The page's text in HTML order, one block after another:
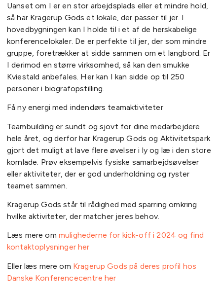
Uanset om I er en stor arbejdsplads eller et mindre hold,
så har Kragerup Gods et lokale, der passer til jer. I
hovedbygningen kan I holde til i et af de herskabelige
konferencelokaler. De er perfekte til jer, der som mindre
gruppe, foretrækker at sidde sammen om et langbord. Er
I derimod en større virksomhed, så kan den smukke
Kviestald anbefales. Her kan I kan sidde op til 250
personer i biografopstilling.
Få ny energi med indendørs teamaktiviteter
Teambuilding er sundt og sjovt for dine medarbejdere
hele året, og derfor har Kragerup Gods og Aktivitetspark
gjort det muligt at lave flere øvelser i ly og læ i den store
kornlade. Prøv eksempelvis fysiske samarbejdsøvelser
eller aktiviteter, der er god underholdning og ryster
teamet sammen.
Kragerup Gods står til rådighed med sparring omkring
hvilke aktiviteter, der matcher jeres behov.
Læs mere om mulighederne for kick-off i 2024 og find
kontaktoplysninger her
Eller læs mere om Kragerup Gods på deres profil hos
Danske Konferencecentre her